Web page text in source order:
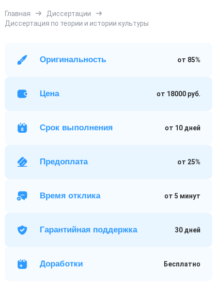
Главная
Диссертации
Диссертация по теории и истории культуры
Оригинальность от 85%
Цена от 18000 руб.
Срок выполнения от 10 дней
Предоплата от 25%
Время отклика от 5 минут
Гарантийная поддержка 30 дней
Доработки Бесплатно